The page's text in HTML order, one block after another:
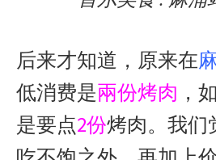
后来才知道，原来在
低消费是兩份烤肉 ，
是要点2份烤肉。我们